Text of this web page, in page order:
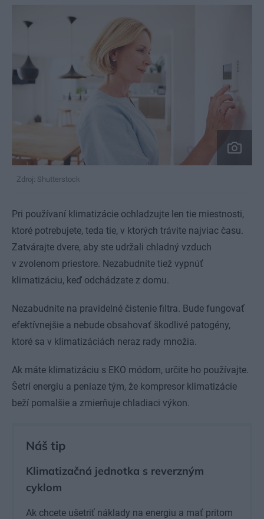
Zdroj: Shutterstock
Pri používaní klimatizácie ochladzujte len tie miestnosti,
ktoré potrebujete, teda tie, v ktorých trávite najviac času.
Zatvárajte dvere, aby ste udržali chladný vzduch
v zvolenom priestore. Nezabudnite tiež vypnúť
klimatizáciu, keď odchádzate z domu.
Nezabudnite na pravidelné čistenie filtra. Bude fungovať
efektívnejšie a nebude obsahovať škodlivé patogény,
ktoré sa v klimatizáciách neraz rady množia.
Ak máte klimatizáciu s EKO módom, určite ho používajte.
Šetrí energiu a peniaze tým, že kompresor klimatizácie
beží pomalšie a zmierňuje chladiaci výkon.
Náš tip
Klimatizačná jednotka s reverzným
cyklom
Ak chcete ušetriť náklady na energiu a mať pritom